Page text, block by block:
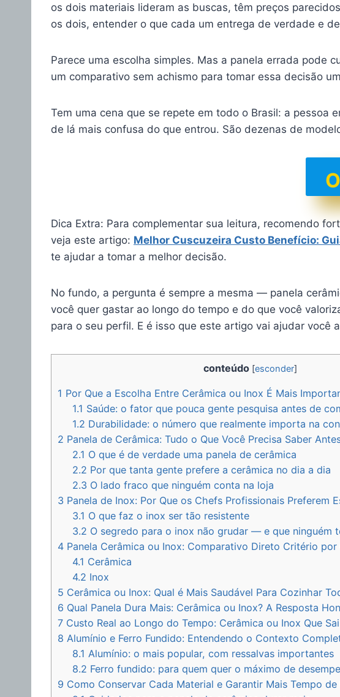
os dois materiais lideram as buscas, têm preços
os dois, entender o que cada um entrega de verdade e
Parece uma escolha simples. Mas a panela errada pode
um comparativo sem achismo para tomar essa decisão
Tem uma cena que se repete em todo o Brasil: a pessoa
de lá mais confusa do que entrou. São dezenas de
Dica Extra: Para complementar sua leitura, recomendo
veja este artigo: Melhor Cuscuzeira Custo Benefício:
te ajudar a tomar a melhor decisão.
No fundo, a pergunta é sempre a mesma — panela
você quer gastar ao longo do tempo e do que você
para o seu perfil. E é isso que este artigo vai ajudar você
conteúdo [esconder]
1 Por Que a Escolha Entre Cerâmica ou Inox É Mais
1.1 Saúde: o fator que pouca gente pesquisa antes de
1.2 Durabilidade: o número que realmente importa na
2 Panela de Cerâmica: Tudo o Que Você Precisa Saber
2.1 O que é de verdade uma panela de cerâmica
2.2 Por que tanta gente prefere a cerâmica no dia a dia
2.3 O lado fraco que ninguém conta na loja
3 Panela de Inox: Por Que os Chefs Profissionais Preferem
3.1 O que faz o inox ser tão resistente
3.2 O segredo para o inox não grudar — e que ninguém
4 Panela Cerâmica ou Inox: Comparativo Direto Critério
4.1 Cerâmica
4.2 Inox
5 Cerâmica ou Inox: Qual é Mais Saudável Para Cozinhar
6 Qual Panela Dura Mais: Cerâmica ou Inox? A Resposta
7 Custo Real ao Longo do Tempo: Cerâmica ou Inox Que
8 Alumínio e Ferro Fundido: Entendendo o Contexto
8.1 Alumínio: o mais popular, com ressalvas importantes
8.2 Ferro fundido: para quem quer o máximo de
9 Como Conservar Cada Material e Garantir Mais Tempo de